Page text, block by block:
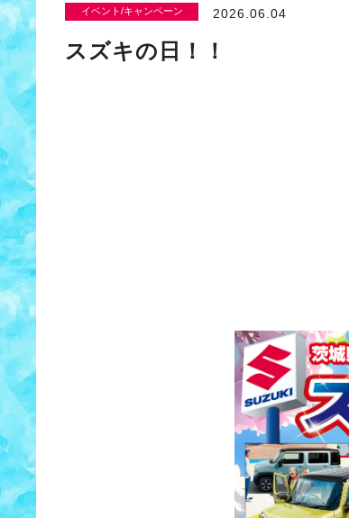
イベント/キャンペーン 2026.06.04
スズキの日！！